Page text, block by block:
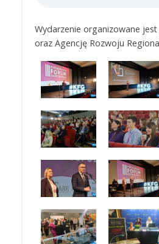
Wydarzenie organizowane
oraz Agencję Rozwoju